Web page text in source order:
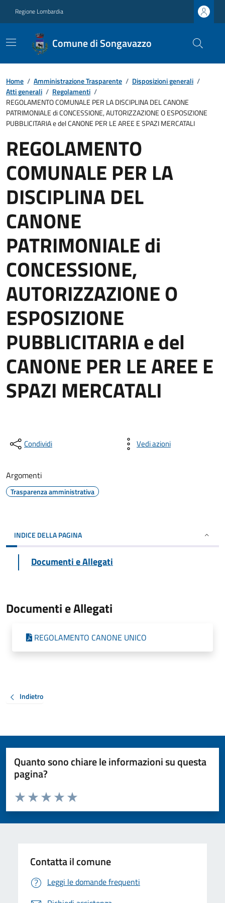
Regione Lombardia
Comune di Songavazzo
Home / Amministrazione Trasparente / Disposizioni generali /
Atti generali / Regolamenti /
REGOLAMENTO COMUNALE PER LA DISCIPLINA DEL CANONE
PATRIMONIALE di CONCESSIONE, AUTORIZZAZIONE O ESPOSIZIONE
PUBBLICITARIA e del CANONE PER LE AREE E SPAZI MERCATALI
REGOLAMENTO
COMUNALE PER LA
DISCIPLINA DEL
CANONE
PATRIMONIALE di
CONCESSIONE,
AUTORIZZAZIONE O
ESPOSIZIONE
PUBBLICITARIA e del
CANONE PER LE AREE E
SPAZI MERCATALI
Condividi Vedi azioni
Argomenti
Trasparenza amministrativa
INDICE DELLA PAGINA
Documenti e Allegati
Documenti e Allegati
REGOLAMENTO CANONE UNICO
Indietro
Quanto sono chiare le informazioni su questa
pagina?
Valuta da 1 a 5 stelle la pagina
Valuta 5 stelle su 5
Valuta 4 stelle su 5
Valuta 3 stelle su 5
Valuta 2 stelle su 5
Valuta 1 stelle su 5
Contatta il comune
Leggi le domande frequenti